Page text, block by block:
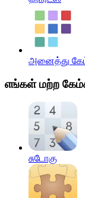
அனைத்து
எங்கள் மற்ற
சுடோகு